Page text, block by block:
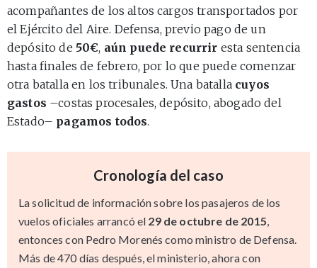
acompañantes de los altos cargos transportados por
el Ejército del Aire. Defensa, previo pago de un
depósito de 50€, aún puede recurrir esta sentencia
hasta finales de febrero, por lo que puede comenzar
otra batalla en los tribunales. Una batalla cuyos
gastos –costas procesales, depósito, abogado del
Estado– pagamos todos.
Cronología del caso
La solicitud de información sobre los pasajeros de los
vuelos oficiales arrancó el 29 de octubre de 2015
entonces con Pedro Morenés como ministro de Defensa.
Más de 470 días después, el ministerio, ahora con